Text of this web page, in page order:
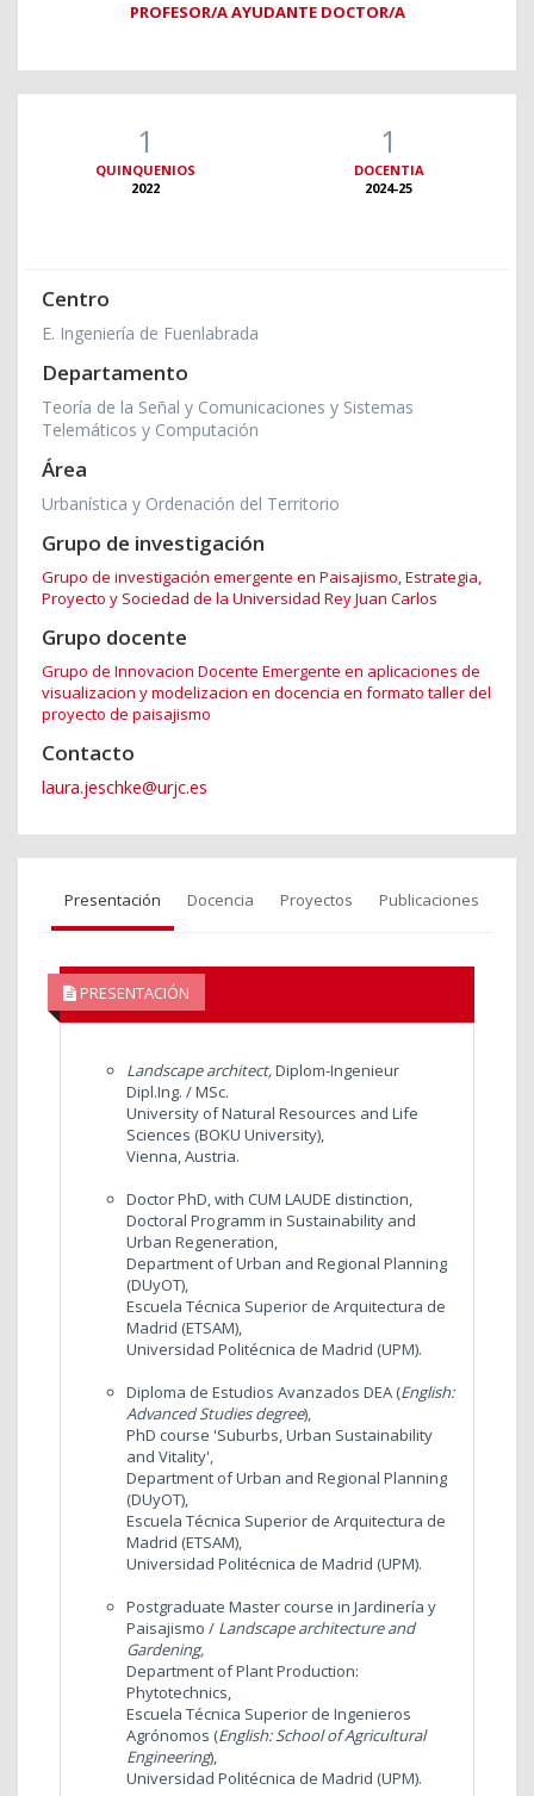
PROFESOR/A AYUDANTE DOCTOR/A
1
QUINQUENIOS
2022
1
DOCENTIA
2024-25
Centro
E. Ingeniería de Fuenlabrada
Departamento
Teoría de la Señal y Comunicaciones y Sistemas
Telemáticos y Computación
Área
Urbanística y Ordenación del Territorio
Grupo de investigación
Grupo de investigación emergente en Paisajismo, Estrategia,
Proyecto y Sociedad de la Universidad Rey Juan Carlos
Grupo docente
Grupo de Innovacion Docente Emergente en aplicaciones de
visualizacion y modelizacion en docencia en formato taller del
proyecto de paisajismo
Contacto
laura.jeschke@urjc.es
Presentación Docencia Proyectos Publicaciones
PRESENTACIÓN
Landscape architect,Diplom-Ingenieur
Dipl.Ing. / MSc.
University of Natural Resources and Life
Sciences (BOKU University),
Vienna, Austria.
Doctor PhD, with CUM LAUDE distinction,
Doctoral Programm in Sustainability and
Urban Regeneration,
Department of Urban and Regional Planning
(DUyOT),
Escuela Técnica Superior de Arquitectura de
Madrid (ETSAM),
Universidad Politécnica de Madrid (UPM).
Diploma de Estudios Avanzados DEA (English:
Advanced Studies degree),
PhD course 'Suburbs, Urban Sustainability
and Vitality',
Department of Urban and Regional Planning
(DUyOT),
Escuela Técnica Superior de Arquitectura de
Madrid (ETSAM),
Universidad Politécnica de Madrid (UPM).
Postgraduate Master course in Jardinería y
Paisajismo / Landscape architecture and
Gardening,
Department of Plant Production:
Phytotechnics,
Escuela Técnica Superior de Ingenieros
Agrónomos (English: School of Agricultural
Engineering),
Universidad Politécnica de Madrid (UPM).